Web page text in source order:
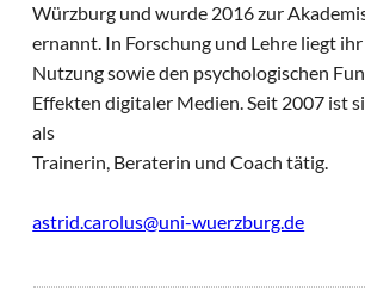
Würzburg und wurde 2016 zur
ernannt. In Forschung und Lehre liegt
Nutzung sowie den psychologischen
Effekten digitaler Medien. Seit 2007 ist
als
Trainerin, Beraterin und Coach tätig.
astrid.carolus@uni-wuerzburg.de